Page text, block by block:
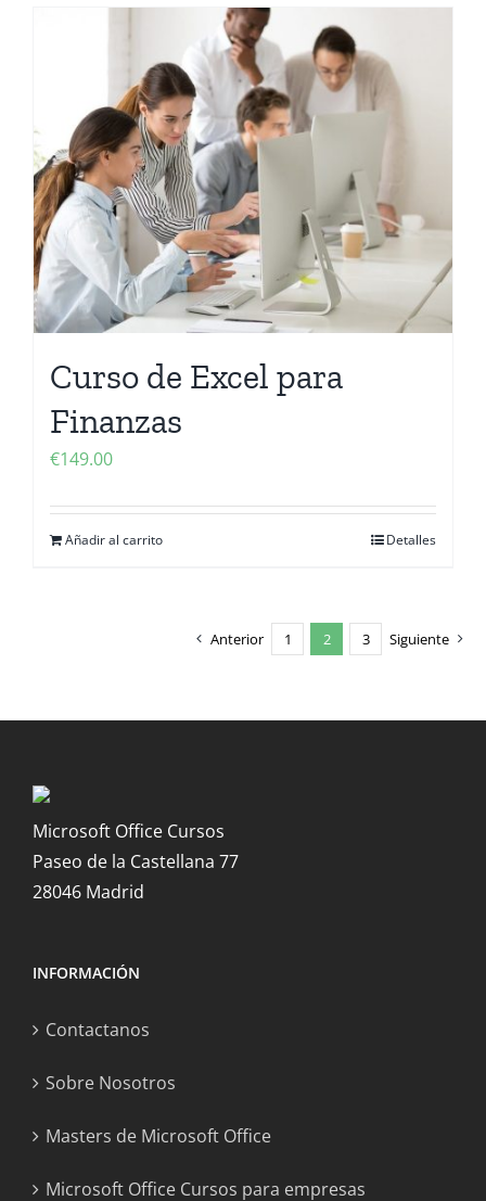
Curso de Excel para
Finanzas
€149.00
Añadir al carrito Detalles
Anterior 1 2 3 Siguiente
Microsoft Office Cursos
Paseo de la Castellana 77
28046 Madrid
INFORMACIÓN
Contactanos
Sobre Nosotros
Masters de Microsoft Office
Microsoft Office Cursos para empresas